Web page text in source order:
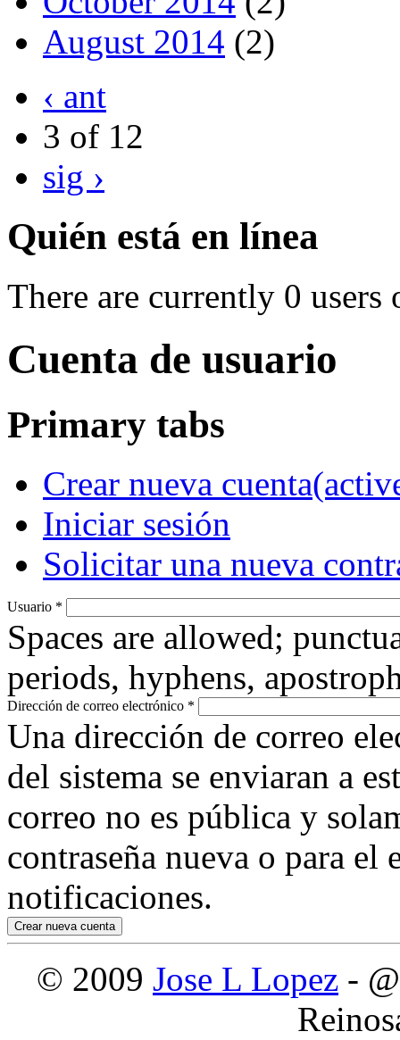
August 2014 (2)
‹ ant
3 of 12
sig ›
Quién está en línea
There are currently 0 users
Cuenta de usuario
Primary tabs
Crear nueva cuenta
Iniciar sesión
Solicitar una nueva
Usuario *
Spaces are allowed;
periods, hyphens,
Dirección de correo electrónico *
Una dirección de correo
del sistema se enviaran a
correo no es pública y
contraseña nueva o para
notificaciones.
© 2009 Jose L Lopez -